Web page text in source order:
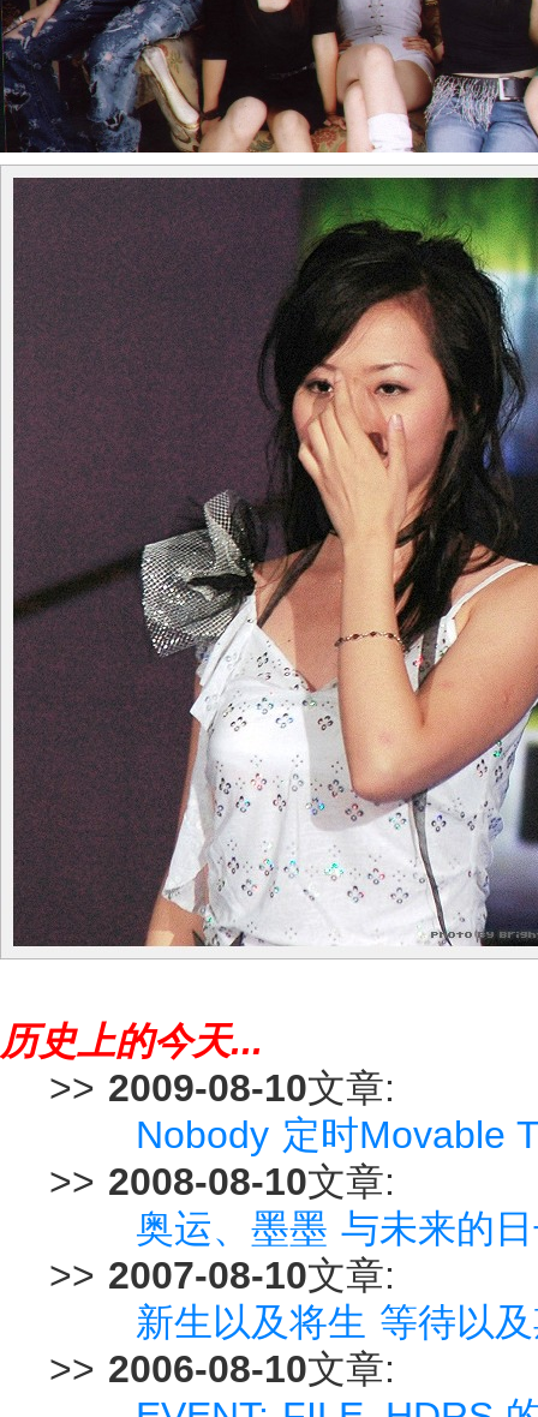
历史上的今天...
>> 2009-08-10文章:
Nobody 定时Movable
>> 2008-08-10文章:
奥运、墨墨 与未来的
>> 2007-08-10文章:
新生以及将生 等待以
>> 2006-08-10文章: